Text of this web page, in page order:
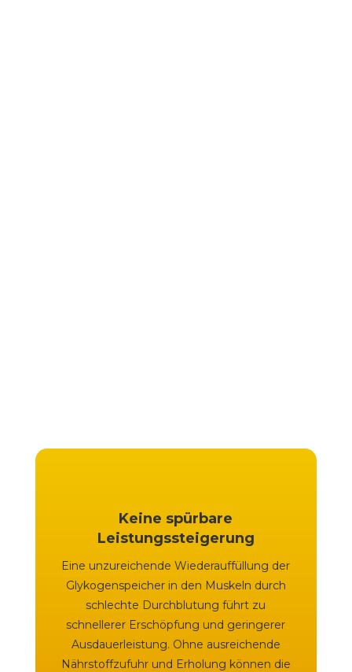
Keine spürbare
Leistungssteigerung
Eine unzureichende Wiederauffüllung der
Glykogenspeicher in den Muskeln durch
schlechte Durchblutung führt zu
schnellerer Erschöpfung und geringerer
Ausdauerleistung. Ohne ausreichende
Nährstoffzufuhr und Erholung können die